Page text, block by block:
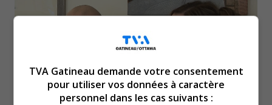
TVA Gatineau demande votre consentement
pour utiliser vos données à caractère
personnel dans les cas suivants :